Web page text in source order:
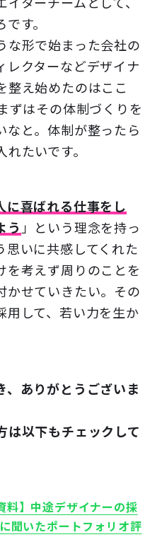
ターチームとして、
す。
な形で始まった会社の
レクターなどデザイナ
整え始めたのはここ
ずはその体制づくりを
なと。体制が整ったら
たいです。
に喜ばれる仕事をし
う 」という理念を持っ
思いに共感してくれた
を考えず周りのことを
かせていきたい。その
用して、若い力を生か
、ありがとうございま
は以下もチェックして
料】中途デザイナーの採
聞いたポートフォリオ評